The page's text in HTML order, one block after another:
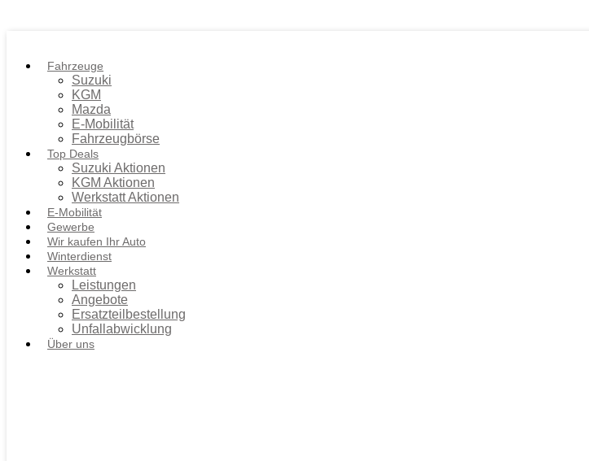
Fahrzeuge
Suzuki
KGM
Mazda
E-Mobilität
Fahrzeugbörse
Top Deals
Suzuki Aktionen
KGM Aktionen
Werkstatt Aktionen
E-Mobilität
Gewerbe
Wir kaufen Ihr Auto
Winterdienst
Werkstatt
Leistungen
Angebote
Ersatzteilbestellung
Unfallabwicklung
Über uns